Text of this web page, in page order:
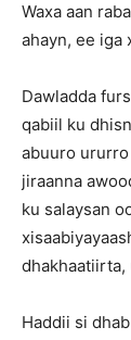
Waxa aan
ahayn, ee iga
Dawladda
qabiil ku
abuuro
jiraanna
ku salaysan
dhakhaatiirta,
Haddii si